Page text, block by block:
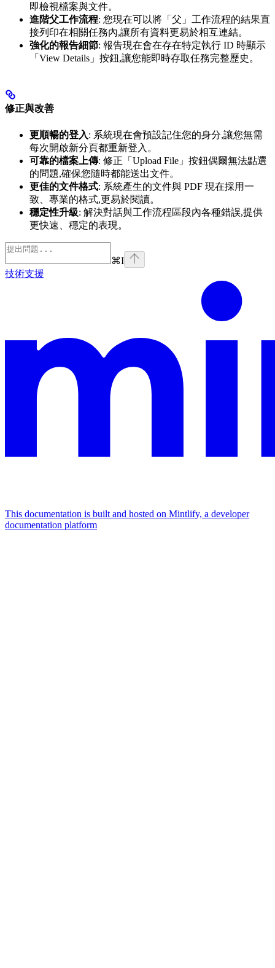
即檢視檔案與文件。
進階父工作流程: 您現在可以將「父」工作流程的結果直
接列印在相關任務內,讓所有資料更易於相互連結。
強化的報告細節: 報告現在會在存在特定執行 ID 時顯示
「View Details」按鈕,讓您能即時存取任務完整歷史。
修正與改善
更順暢的登入: 系統現在會預設記住您的身分,讓您無需
每次開啟新分頁都重新登入。
可靠的檔案上傳: 修正「Upload File」按鈕偶爾無法點選
的問題,確保您隨時都能送出文件。
更佳的文件格式: 系統產生的文件與 PDF 現在採用一
致、專業的格式,更易於閱讀。
穩定性升級: 解決對話與工作流程區段內各種錯誤,提供
更快速、穩定的表現。
⌘I
技術支援
This documentation is built and hosted on Mintlify, a developer
documentation platform